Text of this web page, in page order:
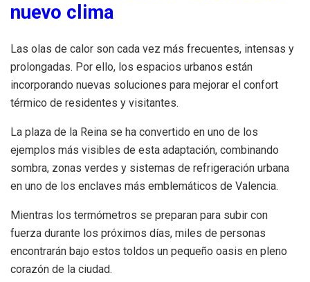
nuevo clima
Las olas de calor son cada vez más frecuentes, intensas y
prolongadas. Por ello, los espacios urbanos están
incorporando nuevas soluciones para mejorar el confort
térmico de residentes y visitantes.
La plaza de la Reina se ha convertido en uno de los
ejemplos más visibles de esta adaptación, combinando
sombra, zonas verdes y sistemas de refrigeración urbana
en uno de los enclaves más emblemáticos de Valencia.
Mientras los termómetros se preparan para subir con
fuerza durante los próximos días, miles de personas
encontrarán bajo estos toldos un pequeño oasis en pleno
corazón de la ciudad.